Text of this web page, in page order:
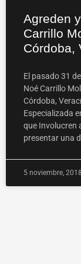
Agreden
Carrillo
Córdoba,
El pasado 31
Noé Carrillo
Córdoba,
Especializada
que Involucren
presentar una
5 noviembre, 2018